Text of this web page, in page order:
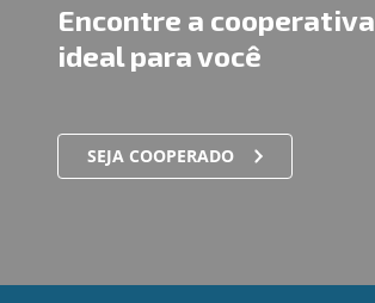
Encontre a cooperativa
ideal para você
SEJA COOPERADO